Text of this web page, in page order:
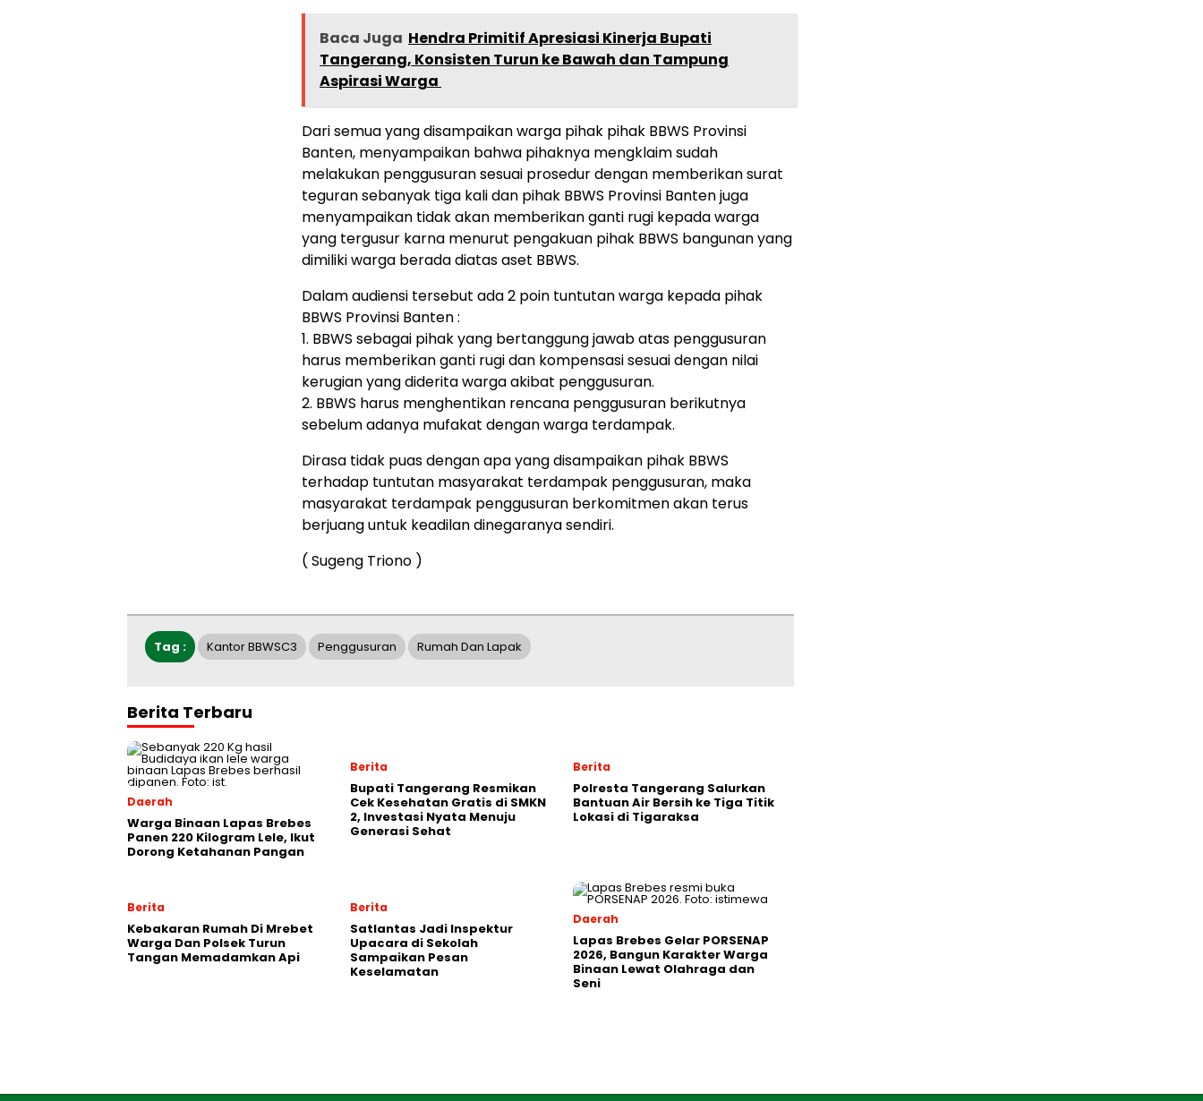
Baca Juga Hendra Primitif Apresiasi Kinerja Bupati
Tangerang, Konsisten Turun ke Bawah dan Tampung
Aspirasi Warga ‎
Dari semua yang disampaikan warga pihak pihak BBWS Provinsi
Banten, menyampaikan bahwa pihaknya mengklaim sudah
melakukan penggusuran sesuai prosedur dengan memberikan surat
teguran sebanyak tiga kali dan pihak BBWS Provinsi Banten juga
menyampaikan tidak akan memberikan ganti rugi kepada warga
yang tergusur karna menurut pengakuan pihak BBWS bangunan yang
dimiliki warga berada diatas aset BBWS.
Dalam audiensi tersebut ada 2 poin tuntutan warga kepada pihak
BBWS Provinsi Banten :
1. BBWS sebagai pihak yang bertanggung jawab atas penggusuran
harus memberikan ganti rugi dan kompensasi sesuai dengan nilai
kerugian yang diderita warga akibat penggusuran.
2. BBWS harus menghentikan rencana penggusuran berikutnya
sebelum adanya mufakat dengan warga terdampak.
Dirasa tidak puas dengan apa yang disampaikan pihak BBWS
terhadap tuntutan masyarakat terdampak penggusuran, maka
masyarakat terdampak penggusuran berkomitmen akan terus
berjuang untuk keadilan dinegaranya sendiri.
( Sugeng Triono )
Tag : Kantor BBWSC3 Penggusuran Rumah Dan Lapak
Berita Terbaru
Daerah
Warga Binaan Lapas Brebes
Panen 220 Kilogram Lele, Ikut
Dorong Ketahanan Pangan
Berita
‎Bupati Tangerang Resmikan
Cek Kesehatan Gratis di SMKN
2, Investasi Nyata Menuju
Generasi Sehat
Berita
Polresta Tangerang Salurkan
Bantuan Air Bersih ke Tiga Titik
Lokasi di Tigaraksa
Berita
Kebakaran Rumah Di Mrebet
Warga Dan Polsek Turun
Tangan Memadamkan Api
Berita
Satlantas Jadi Inspektur
Upacara di Sekolah
Sampaikan Pesan
Keselamatan
Daerah
Lapas Brebes Gelar PORSENAP
2026, Bangun Karakter Warga
Binaan Lewat Olahraga dan
Seni